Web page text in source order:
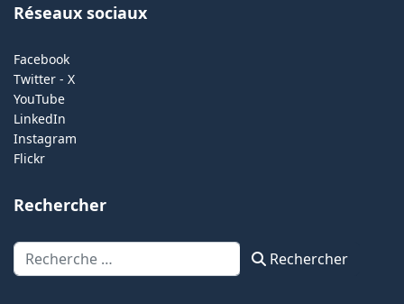
Réseaux sociaux
Facebook
Twitter - X
YouTube
LinkedIn
Instagram
Flickr
Rechercher
Rechercher Rechercher